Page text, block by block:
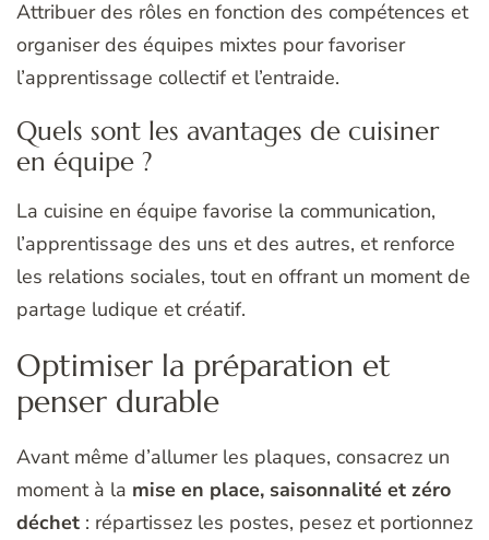
Attribuer des rôles en fonction des compétences et
organiser des équipes mixtes pour favoriser
l’apprentissage collectif et l’entraide.
Quels sont les avantages de cuisiner
en équipe ?
La cuisine en équipe favorise la communication,
l’apprentissage des uns et des autres, et renforce
les relations sociales, tout en offrant un moment de
partage ludique et créatif.
Optimiser la préparation et
penser durable
Avant même d’allumer les plaques, consacrez un
moment à la mise en place, saisonnalité et zéro
déchet : répartissez les postes, pesez et portionnez